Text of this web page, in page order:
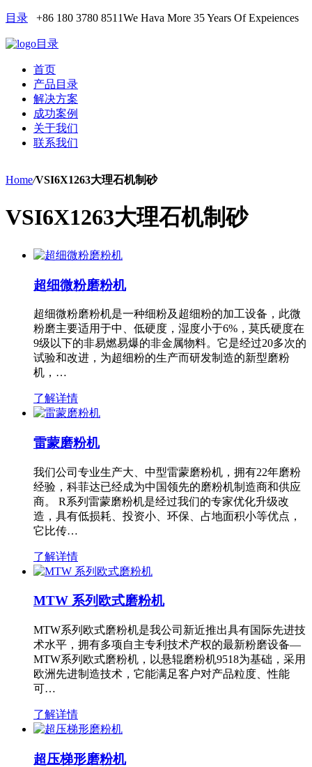
目录 +86 180 3780 8511We Hava More 35 Years Of Expeiences
目录
首页
产品目录
解决方案
成功案例
关于我们
联系我们
Home/VSI6X1263大理石机制砂
VSI6X1263大理石机制砂
超细微粉磨粉机
超细微粉磨粉机是一种细粉及超细粉的加工设备，此微
粉磨主要适用于中、低硬度，湿度小于6%，莫氏硬度在
9级以下的非易燃易爆的非金属物料。它是经过20多次的
试验和改进，为超细粉的生产而研发制造的新型磨粉
机，…
了解详情
雷蒙磨粉机
我们公司专业生产大、中型雷蒙磨粉机，拥有22年磨粉
经验，科菲达已经成为中国领先的磨粉机制造商和供应
商。 R系列雷蒙磨粉机是经过我们的专家优化升级改
造，具有低损耗、投资小、环保、占地面积小等优点，
它比传…
了解详情
MTW 系列欧式磨粉机
MTW系列欧式磨粉机是我公司新近推出具有国际先进技
术水平，拥有多项自主专利技术产权的最新粉磨设备—
MTW系列欧式磨粉机，以悬辊磨粉机9518为基础，采用
欧洲先进制造技术，它能满足客户对产品粒度、性能
可…
了解详情
超压梯形磨粉机